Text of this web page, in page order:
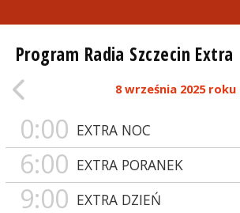
Program Radia Szczecin Extra
8 września 2025 roku
0:00 EXTRA NOC
6:00 EXTRA PORANEK
9:00 EXTRA DZIEŃ